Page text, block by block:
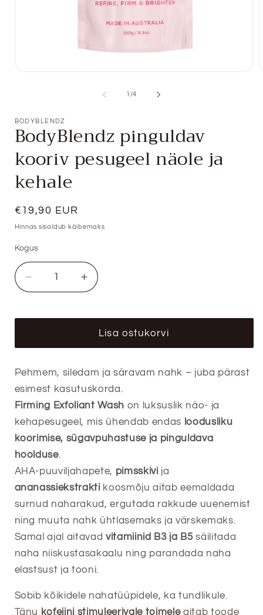
/kokku
4
BODYBLENDZ
BodyBlendz pinguldav
kooriv pesugeel näole ja
kehale
Tavahind
€19,90 EUR
Hinnas sisaldub käibemaks
Kogus
Vähenda
kogust
kooriv
näole
ja
kehale
Suurenda
kogust
pinguldav
kooriv
näole
ja
kehale
Lisa ostukorvi
Pehmem, siledam ja säravam nahk – juba pärast
esimest kasutuskorda.
Firming Exfoliant Wash on luksuslik näo- ja
kehapesugeel, mis ühendab endas loodusliku
koorimise, sügavpuhastuse ja pinguldava
hoolduse.
AHA-puuviljahapete, pimsskivi ja
ananassiekstrakti koosmõju aitab eemaldada
surnud naharakud, ergutada rakkude uuenemist
ning muuta nahk ühtlasemaks ja värskemaks.
Samal ajal aitavadvitamiinid B3 ja B5säilitada
naha niiskustasakaalu ning parandada naha
elastsust ja tooni.
Sobib kõikidele nahatüüpidele, ka tundlikule.
Tänu kofeiini stimuleerivale toimeleaitab toode